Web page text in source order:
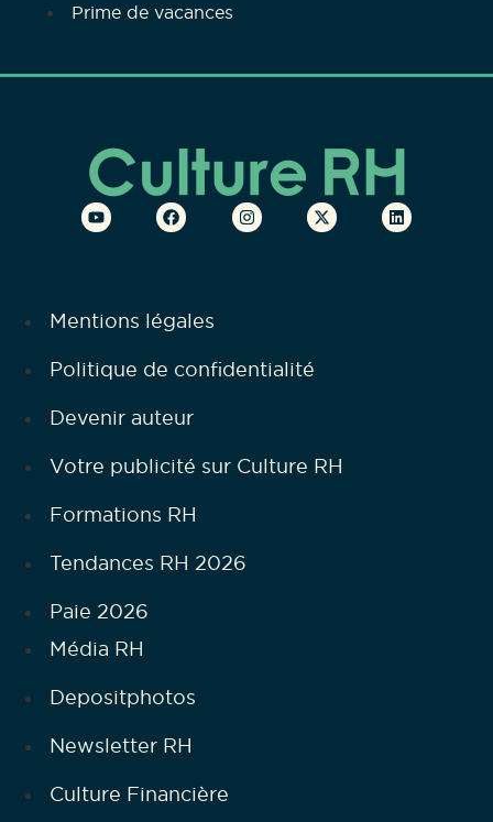
Prime de vacances
Mentions légales
Politique de confidentialité
Devenir auteur
Votre publicité sur Culture RH
Formations RH
Tendances RH 2026
Paie 2026
Média RH
Depositphotos
Newsletter RH
Culture Financière